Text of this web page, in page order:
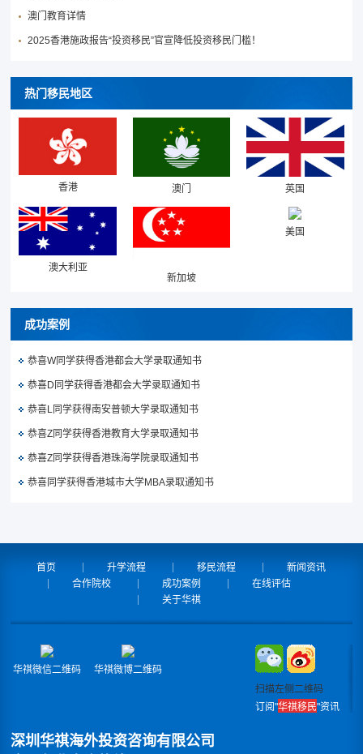
澳门教育详情
2025香港施政报告“投资移民”官宣降低投资移民门槛！
热门移民地区
香港 澳门 英国
澳大利亚
新加坡
美国
成功案例
恭喜W同学获得香港都会大学录取通知书
恭喜D同学获得香港都会大学录取通知书
恭喜L同学获得南安普顿大学录取通知书
恭喜Z同学获得香港教育大学录取通知书
恭喜Z同学获得香港珠海学院录取通知书
恭喜同学获得香港城市大学MBA录取通知书
首页 升学流程 移民流程
新闻资讯
合作院校
成功案例
在线评估
关于华祺
华祺微信二维码
华祺微博二维码
扫描左侧二维码
订阅"华祺移民"资讯
深圳华祺海外投资咨询有限公司